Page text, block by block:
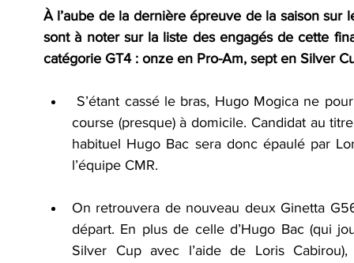
À l’aube de la dernière épreuve de la saison sur
sont à noter sur la liste des engagés de cette
catégorie GT4 : onze en Pro-Am, sept en Silver
S’étant cassé le bras, Hugo Mogica ne
course (presque) à domicile. Candidat au
habituel Hugo Bac sera donc épaulé par
l’équipe CMR.
On retrouvera de nouveau deux Ginetta
départ. En plus de celle d’Hugo Bac (qui
Silver Cup avec l’aide de Loris